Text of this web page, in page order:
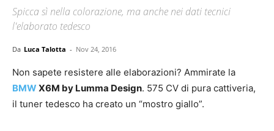
Spicca sì nella colorazione, ma anche nei dati tecnici
l'elaborato tedesco
Da Luca Talotta - Nov 24, 2016
Non sapete resistere alle elaborazioni? Ammirate la
BMW X6M by Lumma Design. 575 CV di pura cattiveria,
il tuner tedesco ha creato un “mostro giallo”.